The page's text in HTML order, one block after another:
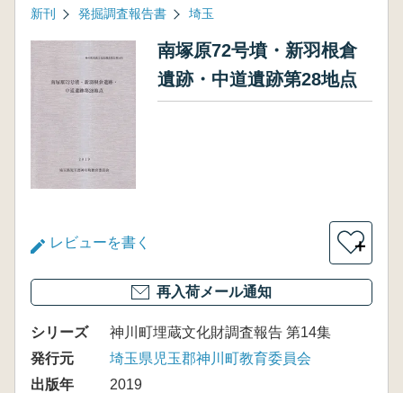
新刊 発掘調査報告書 埼玉
南塚原72号墳・新羽根倉
遺跡・中道遺跡第28地点
レビューを書く ＋
再入荷メール通知
シリーズ
神川町埋蔵文化財調査報告 第14集
発行元
埼玉県児玉郡神川町教育委員会
出版年
2019